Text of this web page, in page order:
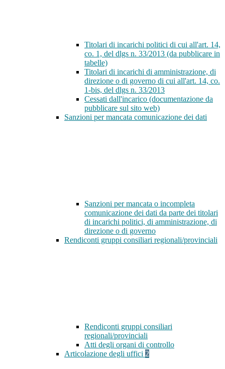
Titolari di incarichi politici di cui all'art. 14,
co. 1, del dlgs n. 33/2013 (da pubblicare in
tabelle)
Titolari di incarichi di amministrazione, di
direzione o di governo di cui all'art. 14, co.
1-bis, del dlgs n. 33/2013
Cessati dall'incarico (documentazione da
pubblicare sul sito web)
Sanzioni per mancata comunicazione dei dati
Sanzioni per mancata o incompleta
comunicazione dei dati da parte dei titolari
di incarichi politici, di amministrazione, di
direzione o di governo
Rendiconti gruppi consiliari regionali/provinciali
Rendiconti gruppi consiliari
regionali/provinciali
Atti degli organi di controllo
Articolazione degli uffici 2